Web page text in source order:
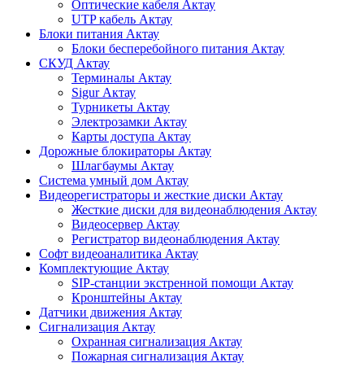
Оптические кабеля Актау
UTP кабель Актау
Блоки питания Актау
Блоки бесперебойного питания Актау
СКУД Актау
Терминалы Актау
Sigur Актау
Турникеты Актау
Электрозамки Актау
Карты доступа Актау
Дорожные блокираторы Актау
Шлагбаумы Актау
Система умный дом Актау
Видеорегистраторы и жесткие диски Актау
Жесткие диски для видеонаблюдения Актау
Видеосервер Актау
Регистратор видеонаблюдения Актау
Софт видеоаналитика Актау
Комплектующие Актау
SIP-станции экстренной помощи Актау
Кронштейны Актау
Датчики движения Актау
Сигнализация Актау
Охранная сигнализация Актау
Пожарная сигнализация Актау